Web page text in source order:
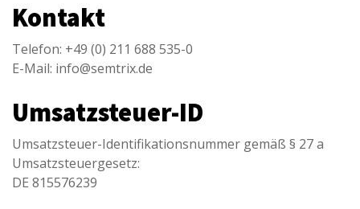
Kontakt
Telefon: +49 (0) 211 688 535-0
E-Mail: info@semtrix.de
Umsatzsteuer-ID
Umsatzsteuer-Identifikationsnummer gemäß § 27 a
Umsatzsteuergesetz:
DE 815576239